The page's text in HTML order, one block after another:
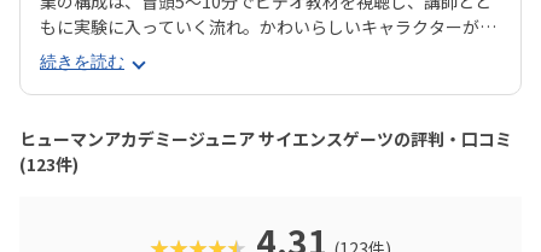
もに実験に入っていく流れ。かわいらしいキャラクターが登
場するビデオ教材で子どもの興味をじゅうぶんに引き出して
から実験に移っていくことで、より科学の世界にのめり込ん
でいけそうですね。扱う実験はどれも安全性の高いものです
が、授業ではオリジナルの白衣・安全メガネをしっかり着
用。ただの遊びや体験イベントにとどまらない、「まじめに
実験に取り組む姿勢」を育みます。「市販の実験キットは買
さまにおすすめです。理科実験教室といえば「理系」「男の
続きを読む
ヒューマンアカデミージュニア サイエンスゲーツの評判・口コミ
(123件)
4.31